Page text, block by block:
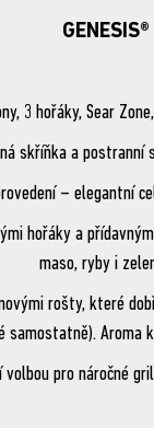
3 hořáky, Sear
skříňka a postranní
– elegantní
hořáky a
maso, ryby i
rošty, které
volbou pro náročné